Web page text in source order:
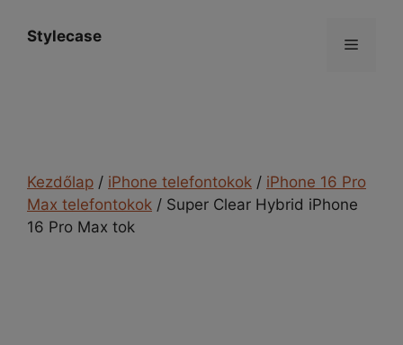
Stylecase Menü
Kezdőlap / iPhone telefontokok / iPhone 16 Pro
Max telefontokok / Super Clear Hybrid iPhone
16 Pro Max tok